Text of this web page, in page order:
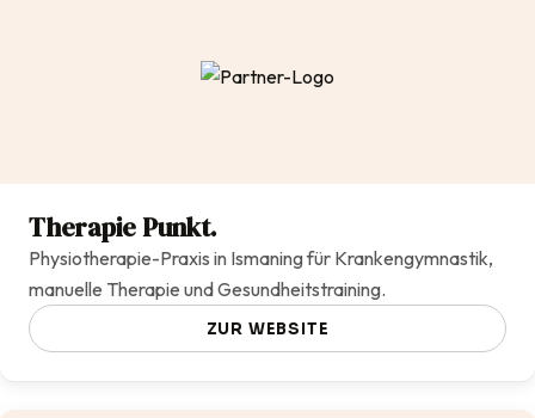
Therapie Punkt.
Physiotherapie-Praxis in Ismaning für Krankengymnastik,
manuelle Therapie und Gesundheitstraining.
ZUR WEBSITE